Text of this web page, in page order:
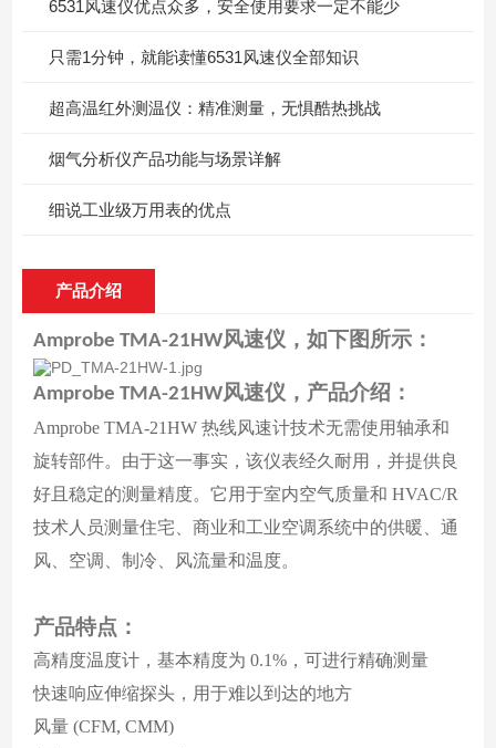
6531风速仪优点众多，安全使用要求一定不能少
只需1分钟，就能读懂6531风速仪全部知识
超高温红外测温仪：精准测量，无惧酷热挑战
烟气分析仪产品功能与场景详解
细说工业级万用表的优点
产品介绍
Amprobe TMA-21HW风速仪 ，如下图所示：
Amprobe TMA-21HW风速仪，产品介绍：
Amprobe TMA-21HW 热线风速计技术无需使用轴承和
旋转部件。由于这一事实，该仪表经久耐用，并提供良
好且稳定的测量精度。它用于室内空气质量和 HVAC/R
技术人员测量住宅、商业和工业空调系统中的供暖、通
风、空调、制冷、风流量和温度。
产品特点：
高精度温度计，基本精度为 0.1%，可进行精确测量
快速响应伸缩探头，用于难以到达的地方
风量(CFM, CMM)